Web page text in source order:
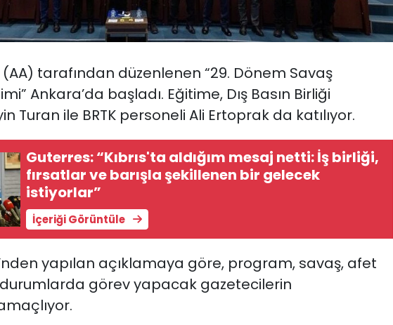
tarafından düzenlenen “29. Dönem Savaş
Ankara’da başladı. Eğitime, Dış Basın Birliği
Turan ile BRTK personeli Ali Ertoprak da katılıyor.
Guterres: “Kıbrıs'ta aldığım mesaj netti: İş birliği,
fırsatlar ve barışla şekillenen bir gelecek
istiyorlar”
İçeriği Görüntüle
yapılan açıklamaya göre, program, savaş, afet
görev yapacak gazetecilerin